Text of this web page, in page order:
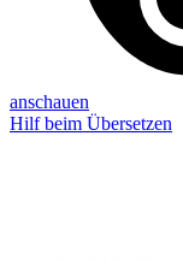
anschauen
Hilf beim Übersetzen